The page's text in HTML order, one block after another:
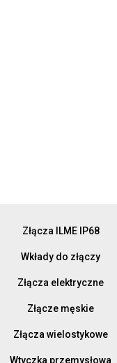
Złącza ILME IP68
Wkłady do złączy
Złącza elektryczne
Złącze męskie
Złącza wielostykowe
Wtyczka przemysłowa